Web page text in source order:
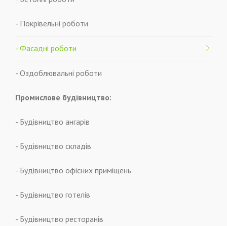
- Покрівельні роботи
- Фасадні роботи
- Оздоблювальні роботи
Промислове будівництво:
- Будівництво ангарів
- Будівництво складів
- Будівництво офісних приміщень
- Будівництво готелів
- Будівництво ресторанів